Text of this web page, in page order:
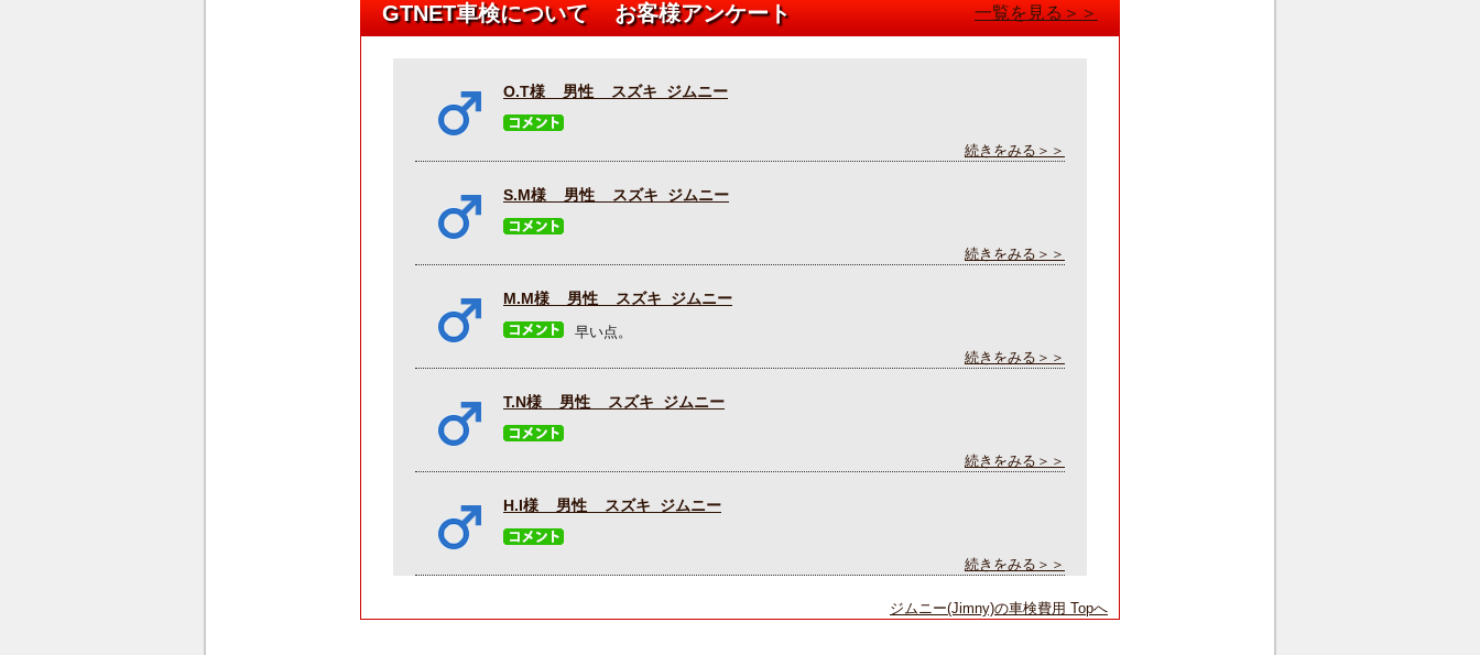
GTNET車検について お客様アンケート 一覧を見る＞＞
O.T様 男性 スズキ ジムニー
続きをみる＞＞
S.M様 男性 スズキ ジムニー
続きをみる＞＞
M.M様 男性 スズキ ジムニー
早い点。
続きをみる＞＞
T.N様 男性 スズキ ジムニー
続きをみる＞＞
H.I様 男性 スズキ ジムニー
続きをみる＞＞
ジムニー(Jimny)の車検費用 Topへ